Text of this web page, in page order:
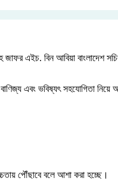
বিন আবিয়া বাংলাদেশ
এবং ভবিষ্যৎ সহযোগিতা নিয়ে
পৌঁছাবে বলে আশা করা হচ্ছে।